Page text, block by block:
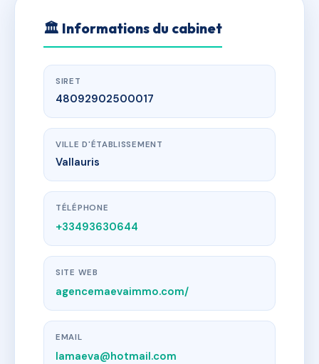
🏛 Informations du cabinet
SIRET
48092902500017
VILLE D'ÉTABLISSEMENT
Vallauris
TÉLÉPHONE
+33493630644
SITE WEB
agencemaevaimmo.com/
EMAIL
lamaeva@hotmail.com